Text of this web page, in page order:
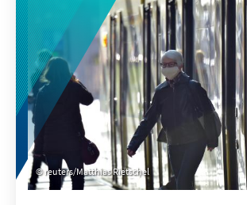
reuters/Matthias Rietschel